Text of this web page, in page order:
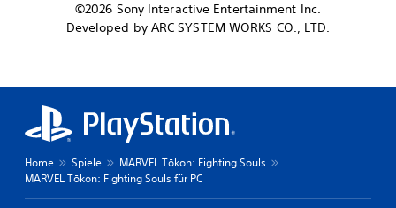
©2026 Sony Interactive Entertainment Inc.
Developed by ARC SYSTEM WORKS CO., LTD.
Home Spiele
MARVEL Tōkon: Fighting Souls
MARVEL Tōkon: Fighting Souls für PC